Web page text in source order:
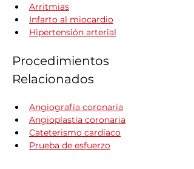
Arritmias
Infarto al miocardio
Hipertensión arterial
Procedimientos
Relacionados
Angiografía coronaria
Angioplastía coronaria
Cateterismo cardíaco
Prueba de esfuerzo